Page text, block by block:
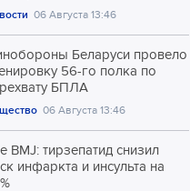
06 Августа 13:46
Беларуси провело
56-го полка по
БПЛА
06 Августа 13:46
BMJ: тирзепатид снизил
инфаркта и инсульта на